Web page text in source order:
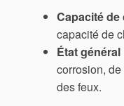
Capacité de
capacité de
État général
corrosion,
des feux.